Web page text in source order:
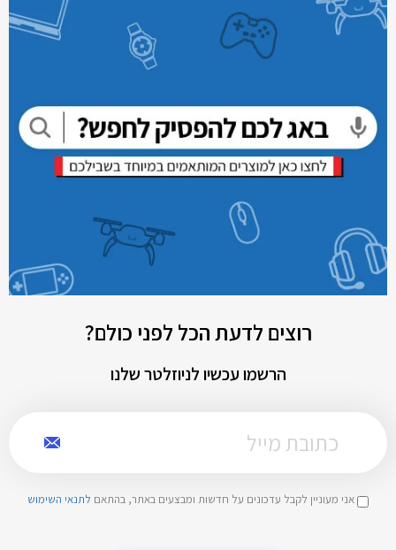
רוצים לדעת הכל לפני כולם?
הרשמו עכשיו לניוזלטר שלנו
אני מעוניין לקבל עדכונים על חדשות ומבצעים באתר, בהתאם לתנאי השימוש